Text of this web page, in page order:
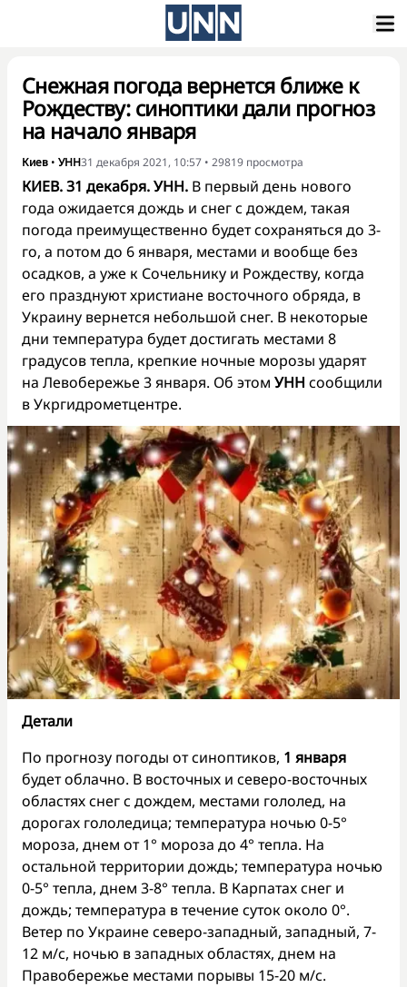
Снежная погода вернется ближе к
Рождеству: синоптики дали прогноз
на начало января
Киев • УНН31 декабря 2021, 10:57 • 29819 просмотра
КИЕВ. 31 декабря. УНН. В первый день нового
года ожидается дождь и снег с дождем, такая
погода преимущественно будет сохраняться до 3-
го, а потом до 6 января, местами и вообще без
осадков, а уже к Сочельнику и Рождеству, когда
его празднуют христиане восточного обряда, в
Украину вернется небольшой снег. В некоторые
дни температура будет достигать местами 8
градусов тепла, крепкие ночные морозы ударят
на Левобережье 3 января. Об этом УНН сообщили
в Укргидрометцентре.
Детали
По прогнозу погоды от синоптиков, 1 января
будет облачно. В восточных и северо-восточных
областях снег с дождем, местами гололед, на
дорогах гололедица; температура ночью 0-5°
мороза, днем от 1° мороза до 4° тепла. На
остальной территории дождь; температура ночью
0-5° тепла, днем 3-8° тепла. В Карпатах снег и
дождь; температура в течение суток около 0°.
Ветер по Украине северо-западный, западный, 7-
12 м/с, ночью в западных областях, днем на
Правобережье местами порывы 15-20 м/с.